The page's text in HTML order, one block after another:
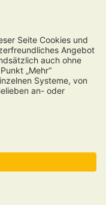
youtube
zzgl.Versandkosten
anders beschrieben.
Rechte vorbehalten.